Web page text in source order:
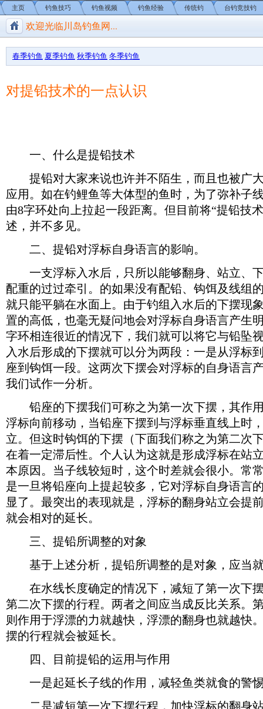
欢迎光临川岛钓鱼网...
主页 钓鱼技巧 钓鱼视频 钓鱼经验 传统钓 台钓竞技钓
春季钓鱼 夏季钓鱼 秋季钓鱼 冬季钓鱼
对提铅技术的一点认识
一、什么是提铅技术
提铅对大家来说也许并不陌生，而且也被广
应用。如在钓鲤鱼等大体型的鱼时，为了弥补子
由8字环处向上拉起一段距离。但目前将“提铅技
述，并不多见。
二、提铅对浮标自身语言的影响。
一支浮标入水后，只所以能够翻身、站立、
配重的过过牵引。的如果没有配铅、钩饵及线组
就只能平躺在水面上。由于钓组入水后的下摆现
置的高低，也毫无疑问地会对浮标自身语言产生
字环相连很近的情况下，我们就可以将它与铅坠
入水后形成的下摆就可以分为两段：一是从浮标
座到钩饵一段。这两次下摆会对浮标的自身语言
我们试作一分析。
铅座的下摆我们可称之为第一次下摆，其作
浮标向前移动，当铅座下摆到与浮标垂直线上时
立。但这时钩饵的下摆（下面我们称之为第二次
在着一定滞后性。个人认为这就是形成浮标在站
本原因。当子线较短时，这个时差就会很小。常
是一旦将铅座向上提起较多，它对浮标自身语言
显了。最突出的表现就是，浮标的翻身站立会提
就会相对的延长。
三、提铅所调整的对象
基于上述分析，提铅所调整的是对象，应当
在水线长度确定的情况下，减短了第一次下
第二次下摆的行程。两者之间应当成反比关系。
则作用于浮漂的力就越快，浮漂的翻身也就越快
摆的行程就会被延长。
四、目前提铅的运用与作用
一是起延长子线的作用，减轻鱼类就食的警
二是减短第一次下摆行程，加快浮标的翻身